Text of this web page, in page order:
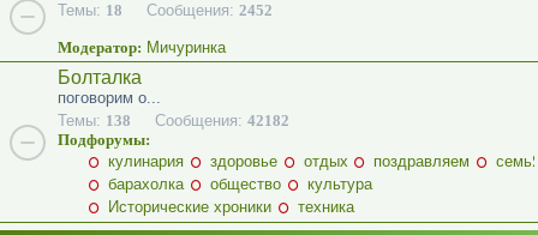
Темы: 18 Сообщения: 2452
Модератор: Мичуринка
Болталка
поговорим о...
Темы: 138 Сообщения: 42182
Подфорумы:
кулинария
здоровье отдых поздравляем
барахолка
общество
культура
Исторические хроники
техника